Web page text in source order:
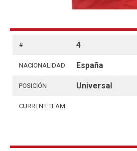
# 4
NACIONALIDAD España
POSICIÓN Universal
CURRENT TEAM